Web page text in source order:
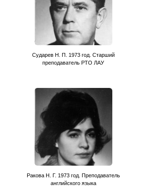
Сударев Н. П. 1973 год. Старший
преподаватель РТО ЛАУ
Ракова Н. Г. 1973 год. Преподаватель
английского языка